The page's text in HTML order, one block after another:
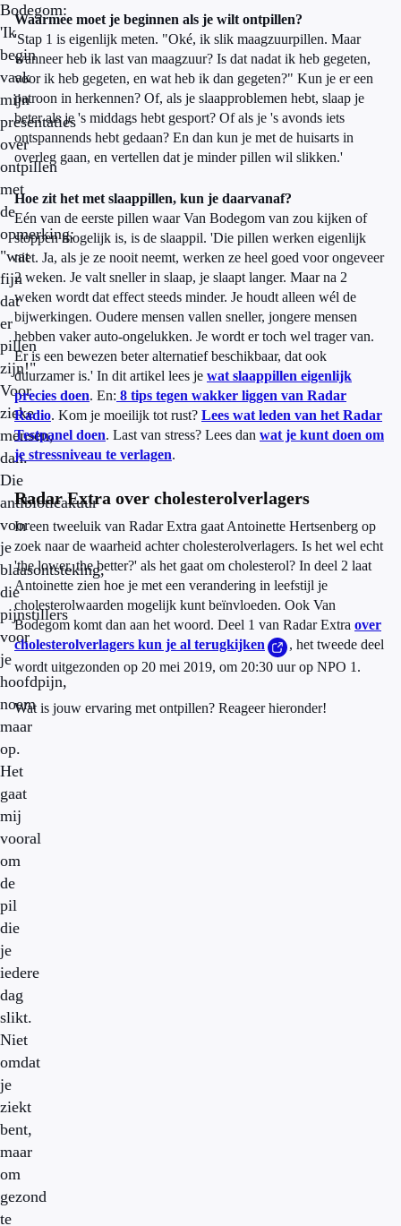
Bodegom:
'Ik
begin
vaak
mijn
presentaties
over
ontpillen
met
de
opmerking:
"wat
fijn
dat
er
pillen
zijn!"
Voor
zieke
mensen,
dan.
Die
antibioticakuur
voor
je
blaasontsteking,
die
pijnstillers
voor
je
hoofdpijn,
noem
maar
op.
Het
gaat
mij
vooral
om
de
pil
die
je
iedere
dag
slikt.
Niet
omdat
je
ziekt
bent,
maar
om
gezond
te
Waarmee moet je beginnen als je wilt ontpillen?
'Stap 1 is eigenlijk meten. "Oké, ik slik maagzuurpillen. Maar
wanneer heb ik last van maagzuur? Is dat nadat ik heb gegeten,
voor ik heb gegeten, en wat heb ik dan gegeten?" Kun je er een
patroon in herkennen? Of, als je slaapproblemen hebt, slaap je
beter als je 's middags hebt gesport? Of als je 's avonds iets
ontspannends hebt gedaan? En dan kun je met de huisarts in
overleg gaan, en vertellen dat je minder pillen wil slikken.'
Hoe zit het met slaappillen, kun je daarvanaf?
Eén van de eerste pillen waar Van Bodegom van zou kijken of
stoppen mogelijk is, is de slaappil. 'Die pillen werken eigenlijk
niet. Ja, als je ze nooit neemt, werken ze heel goed voor ongeveer
2 weken. Je valt sneller in slaap, je slaapt langer. Maar na 2
weken wordt dat effect steeds minder. Je houdt alleen wél de
bijwerkingen. Oudere mensen vallen sneller, jongere mensen
hebben vaker auto-ongelukken. Je wordt er toch wel trager van.
Er is een bewezen beter alternatief beschikbaar, dat ook
duurzamer is.' In dit artikel lees je wat slaappillen eigenlijk
precies doen. En: 8 tips tegen wakker liggen van Radar
Radio. Kom je moeilijk tot rust? Lees wat leden van het Radar
Testpanel doen. Last van stress? Lees dan wat je kunt doen om
je stressniveau te verlagen.
Radar Extra over cholesterolverlagers
In een tweeluik van Radar Extra gaat Antoinette Hertsenberg op
zoek naar de waarheid achter cholesterolverlagers. Is het wel echt
'the lower, the better?' als het gaat om cholesterol? In deel 2 laat
Antoinette zien hoe je met een verandering in leefstijl je
cholesterolwaarden mogelijk kunt beïnvloeden. Ook Van
Bodegom komt dan aan het woord. Deel 1 van Radar Extra over
cholesterolverlagers kun je al terugkijken
, het tweede deel
wordt uitgezonden op 20 mei 2019, om 20:30 uur op NPO 1.
Wat is jouw ervaring met ontpillen? Reageer hieronder!